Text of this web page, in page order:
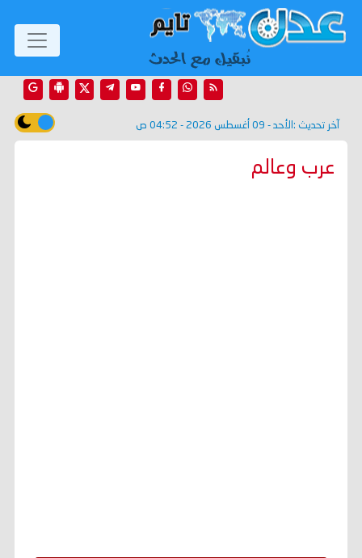
آخر تحديث : الأحد - 09 أغسطس 2026 - 04:52 ص
عرب وعالم